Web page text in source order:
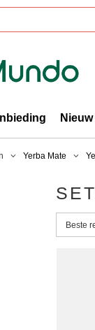
Yerba Mate
Beste